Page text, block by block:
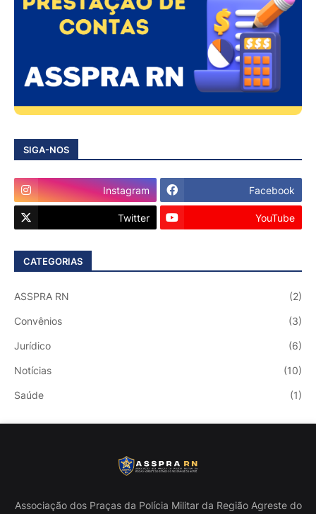
SIGA-NOS
Instagram Facebook
Twitter YouTube
CATEGORIAS
ASSPRA RN (2)
Convênios (3)
Jurídico (6)
Notícias (10)
Saúde (1)
Associação dos Praças da Polícia Militar da Região Agreste do